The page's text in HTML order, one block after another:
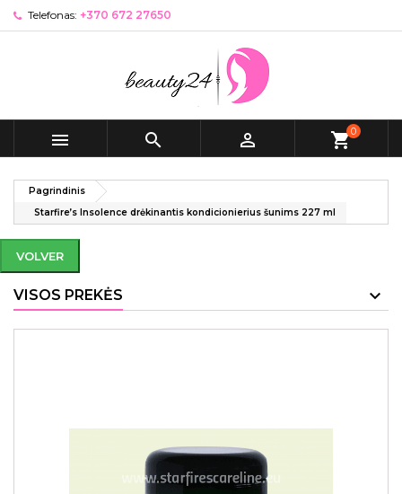
Telefonas: +370 672 27650
   shopping_cart0
Pagrindinis
Starfire’s Insolence drėkinantis kondicionierius šunims 227 ml
VOLVER
VISOS PREKĖS